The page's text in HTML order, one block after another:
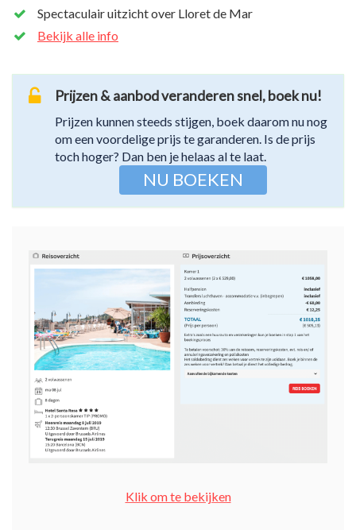
Spectaculair uitzicht over Lloret de Mar
Bekijk alle info
Prijzen & aanbod veranderen snel, boek nu!
Prijzen kunnen steeds stijgen, boek daarom nu nog
om een voordelige prijs te garanderen. Is de prijs
toch hoger? Dan ben je helaas al te laat.
NU BOEKEN
Klik om te bekijken